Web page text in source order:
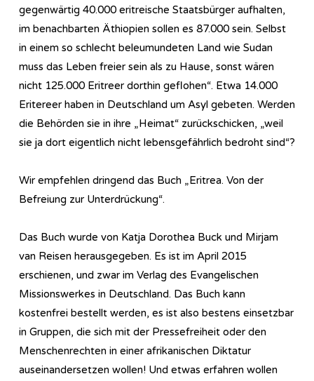
gegenwärtig 40.000 eritreische Staatsbürger aufhalten,
im benachbarten Äthiopien sollen es 87.000 sein. Selbst
in einem so schlecht beleumundeten Land wie Sudan
muss das Leben freier sein als zu Hause, sonst wären
nicht 125.000 Eritreer dorthin geflohen“. Etwa 14.000
Eritereer haben in Deutschland um Asyl gebeten. Werden
die Behörden sie in ihre „Heimat“ zurückschicken, „weil
sie ja dort eigentlich nicht lebensgefährlich bedroht sind“?
Wir empfehlen dringend das Buch „Eritrea. Von der
Befreiung zur Unterdrückung“.
Das Buch wurde von Katja Dorothea Buck und Mirjam
van Reisen herausgegeben. Es ist im April 2015
erschienen, und zwar im Verlag des Evangelischen
Missionswerkes in Deutschland. Das Buch kann
kostenfrei bestellt werden, es ist also bestens einsetzbar
in Gruppen, die sich mit der Pressefreiheit oder den
Menschenrechten in einer afrikanischen Diktatur
auseinandersetzen wollen! Und etwas erfahren wollen